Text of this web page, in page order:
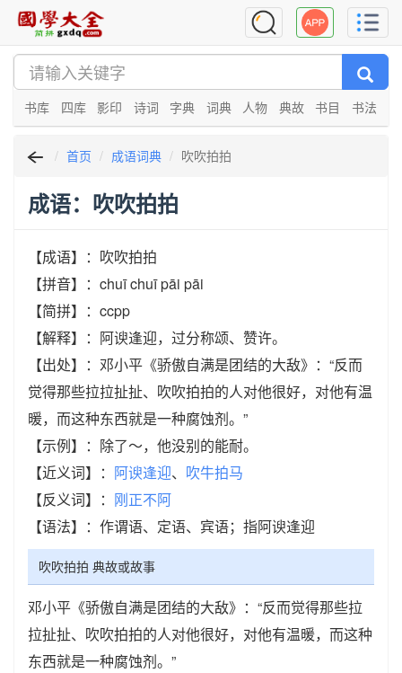
书库 四库 影印 诗词 字典 词典 人物 典故 书目 书法
首页 成语词典 吹吹拍拍
成语：吹吹拍拍
【成语】：吹吹拍拍
【拼音】：chuī chuī pāi pāi
【简拼】：ccpp
【解释】：阿谀逢迎，过分称颂、赞许。
【出处】：邓小平《骄傲自满是团结的大敌》：“反而
觉得那些拉拉扯扯、吹吹拍拍的人对他很好，对他有温
暖，而这种东西就是一种腐蚀剂。”
【示例】：除了～，他没别的能耐。
【近义词】： 阿谀逢迎、 吹牛拍马
【反义词】： 刚正不阿
【语法】：作谓语、定语、宾语；指阿谀逢迎
吹吹拍拍 典故或故事
邓小平《骄傲自满是团结的大敌》：“反而觉得那些拉
拉扯扯、吹吹拍拍的人对他很好，对他有温暖，而这种
东西就是一种腐蚀剂。”